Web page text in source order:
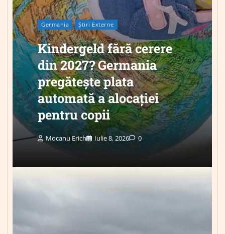
Germania Știri Externe
Kindergeld fără cerere
din 2027? Germania
pregătește plata
automată a alocației
pentru copii
Mocanu Erich Iulie 8, 2026 0